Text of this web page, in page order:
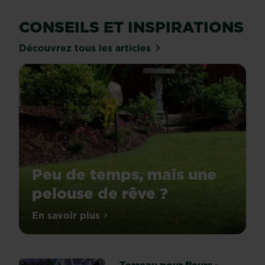
CONSEILS ET INSPIRATIONS
Découvrez tous les articles
Peu de temps, mais une
pelouse de rêve ?
En savoir plussur Peu de temps, mais une pelouse de